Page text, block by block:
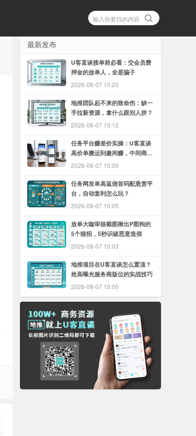
最新发布
U客直谈接单前必看：交会员费
押金的放单人，全是骗子
2026-08-07 15:20
地推团队起不来的致命伤：缺一
手拉新资源，拿什么跟别人拼？
2026-08-07 15:12
任务平台赚差价实操：U客直谈
高价单搬运到趣闲赚，中间商怎
么赚
2026-08-07 15:09
任务网发单高返佣首码配悬赏平
台，自动套利怎么玩？
2026-08-07 15:05
放单大咖审核截图揪出P图狗的
5个狠招，5秒识破恶意造假
2026-08-07 15:03
地推项目在U客直谈怎么置顶？
抢高曝光服务商版位的实战技巧
2026-08-07 15:00